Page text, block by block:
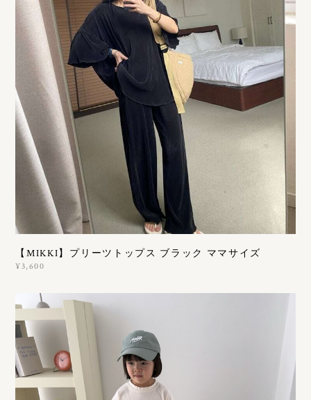
【MIKKI】プリーツトップス ブラック ママサイズ
¥3,600